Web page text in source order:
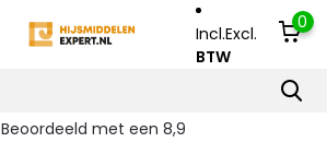
Incl.Excl.
BTW
0
Beoordeeld met een 8,9